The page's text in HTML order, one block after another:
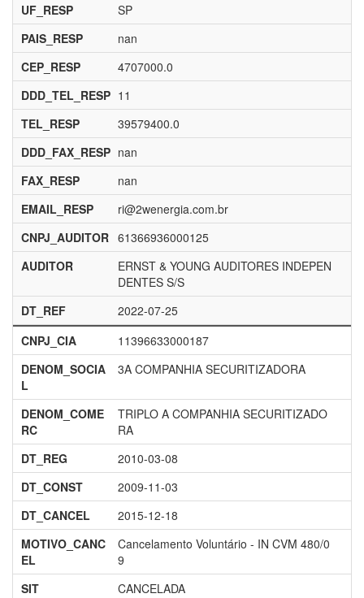
UF_RESP
SP
PAIS_RESP
nan
CEP_RESP
4707000.0
DDD_TEL_RESP 11
TEL_RESP
39579400.0
DDD_FAX_RESP nan
FAX_RESP
nan
EMAIL_RESP
ri@2wenergia.com.br
CNPJ_AUDITOR 61366936000125
AUDITOR
ERNST & YOUNG AUDITORES INDEPEN
DENTES S/S
DT_REF
2022-07-25
CNPJ_CIA
11396633000187
DENOM_SOCIA
L
3A COMPANHIA SECURITIZADORA
DENOM_COME
RC
TRIPLO A COMPANHIA SECURITIZADO
RA
DT_REG
2010-03-08
DT_CONST
2009-11-03
DT_CANCEL
2015-12-18
MOTIVO_CANC
EL
Cancelamento Voluntário - IN CVM 480/0
9
SIT
CANCELADA